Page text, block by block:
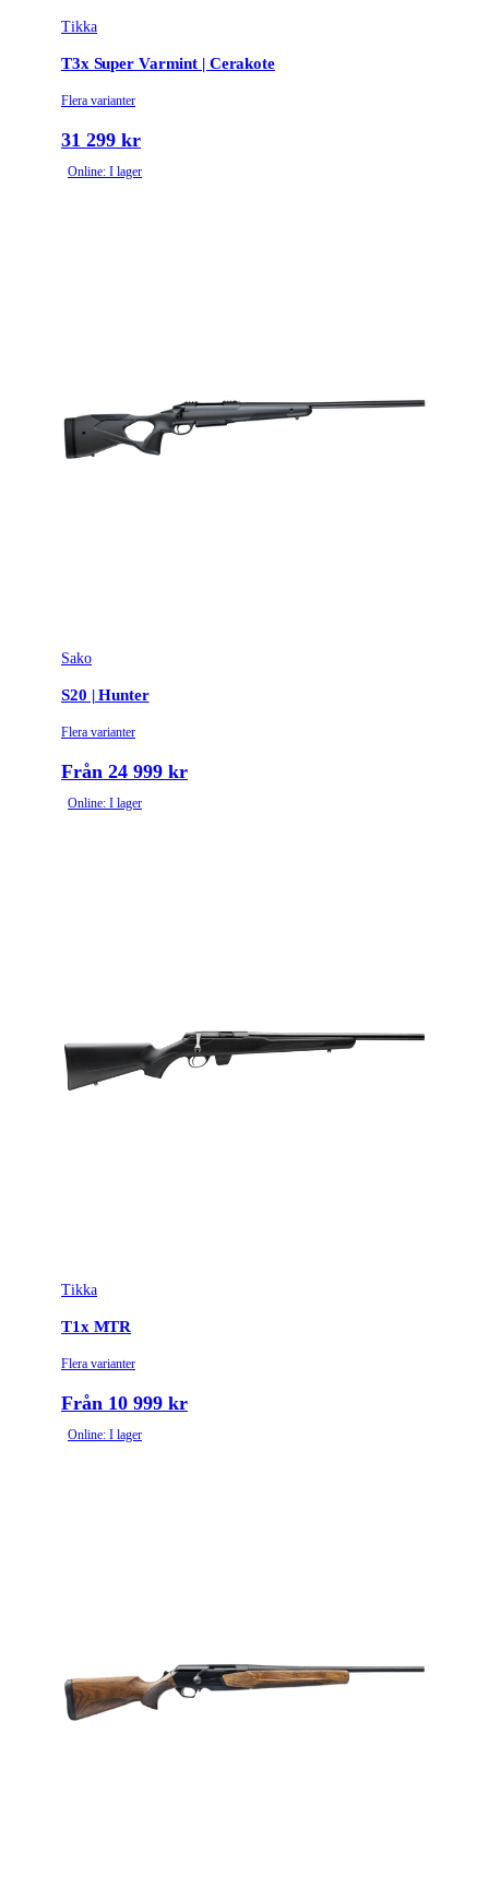
Tikka
T3x Super Varmint | Cerakote
Flera varianter
31 299 kr
Online: I lager
Sako
S20 | Hunter
Flera varianter
Från 24 999 kr
Online: I lager
Tikka
T1x MTR
Flera varianter
Från 10 999 kr
Online: I lager